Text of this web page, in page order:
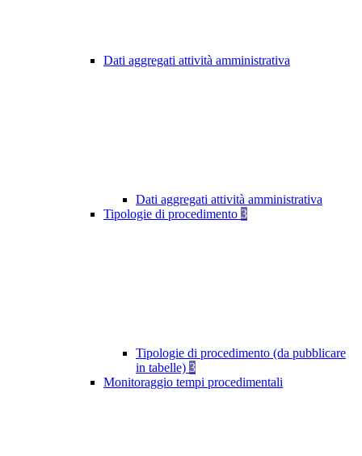
Dati aggregati attività amministrativa
Dati aggregati attività amministrativa
Tipologie di procedimento 3
Tipologie di procedimento (da pubblicare
in tabelle) 3
Monitoraggio tempi procedimentali